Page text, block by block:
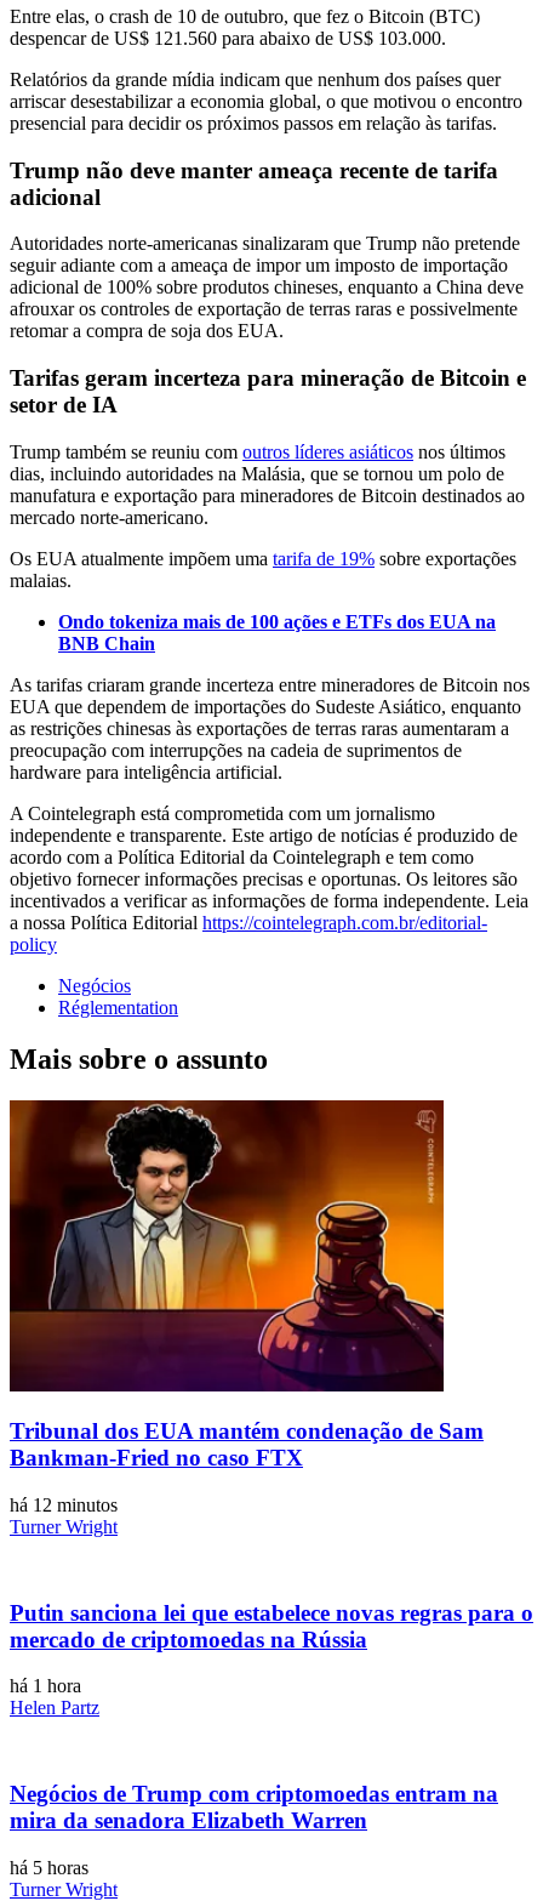
Entre elas, o crash de 10 de outubro, que fez o Bitcoin (BTC)
despencar de US$ 121.560 para abaixo de US$ 103.000.
Relatórios da grande mídia indicam que nenhum dos países quer
arriscar desestabilizar a economia global, o que motivou o encontro
presencial para decidir os próximos passos em relação às tarifas.
Trump não deve manter ameaça recente de tarifa
adicional
Autoridades norte-americanas sinalizaram que Trump não pretende
seguir adiante com a ameaça de impor um imposto de importação
adicional de 100% sobre produtos chineses, enquanto a China deve
afrouxar os controles de exportação de terras raras e possivelmente
retomar a compra de soja dos EUA.
Tarifas geram incerteza para mineração de Bitcoin e
setor de IA
Trump também se reuniu com outros líderes asiáticos nos últimos
dias, incluindo autoridades na Malásia, que se tornou um polo de
manufatura e exportação para mineradores de Bitcoin destinados ao
mercado norte-americano.
Os EUA atualmente impõem uma tarifa de 19% sobre exportações
malaias.
Ondo tokeniza mais de 100 ações e ETFs dos EUA na
BNB Chain
As tarifas criaram grande incerteza entre mineradores de Bitcoin nos
EUA que dependem de importações do Sudeste Asiático, enquanto
as restrições chinesas às exportações de terras raras aumentaram a
preocupação com interrupções na cadeia de suprimentos de
hardware para inteligência artificial.
A Cointelegraph está comprometida com um jornalismo
independente e transparente. Este artigo de notícias é produzido de
acordo com a Política Editorial da Cointelegraph e tem como
objetivo fornecer informações precisas e oportunas. Os leitores são
incentivados a verificar as informações de forma independente. Leia
a nossa Política Editorial https://cointelegraph.com.br/editorial-
policy
Negócios
Réglementation
Mais sobre o assunto
Tribunal dos EUA mantém condenação de Sam
Bankman-Fried no caso FTX
há 12 minutos
Turner Wright
Putin sanciona lei que estabelece novas regras para o
mercado de criptomoedas na Rússia
há 1 hora
Helen Partz
Negócios de Trump com criptomoedas entram na
mira da senadora Elizabeth Warren
há 5 horas
Turner Wright